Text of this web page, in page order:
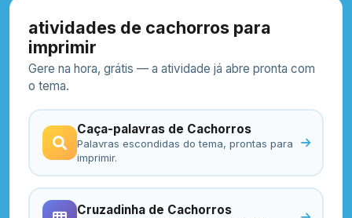
atividades de cachorros para
imprimir
Gere na hora, grátis — a atividade já abre pronta com
o tema.
Caça-palavras de Cachorros
Palavras escondidas do tema, prontas para
imprimir.
Cruzadinha de Cachorros